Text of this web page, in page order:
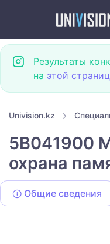
Результаты
на этой
Univision.kz
5B041900
охрана
Общие сведения